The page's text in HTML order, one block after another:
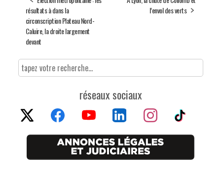
résultats à dans la
circonscription Plateau Nord-
Caluire, la droite largement
devant
l’envol des verts
réseaux sociaux